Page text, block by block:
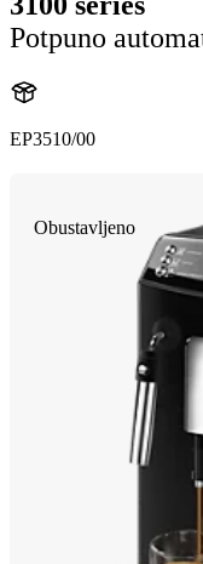
Potpuno
EP3510/00
Obustavljeno